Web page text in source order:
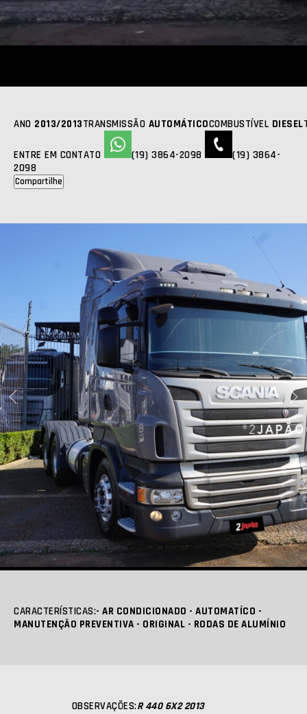
ANO 2013/2013TRANSMISSÃO AUTOMÁTICOCOMBUSTÍVEL DIESEL
ENTRE EM CONTATO (19) 3864-2098
(19) 3864-
2098
Compartilhe
CARACTERÍSTICAS:- AR CONDICIONADO - AUTOMATÍCO -
MANUTENÇÃO PREVENTIVA - ORIGINAL - RODAS DE ALUMÍNIO
OBSERVAÇÕES:R 440 6X2 2013